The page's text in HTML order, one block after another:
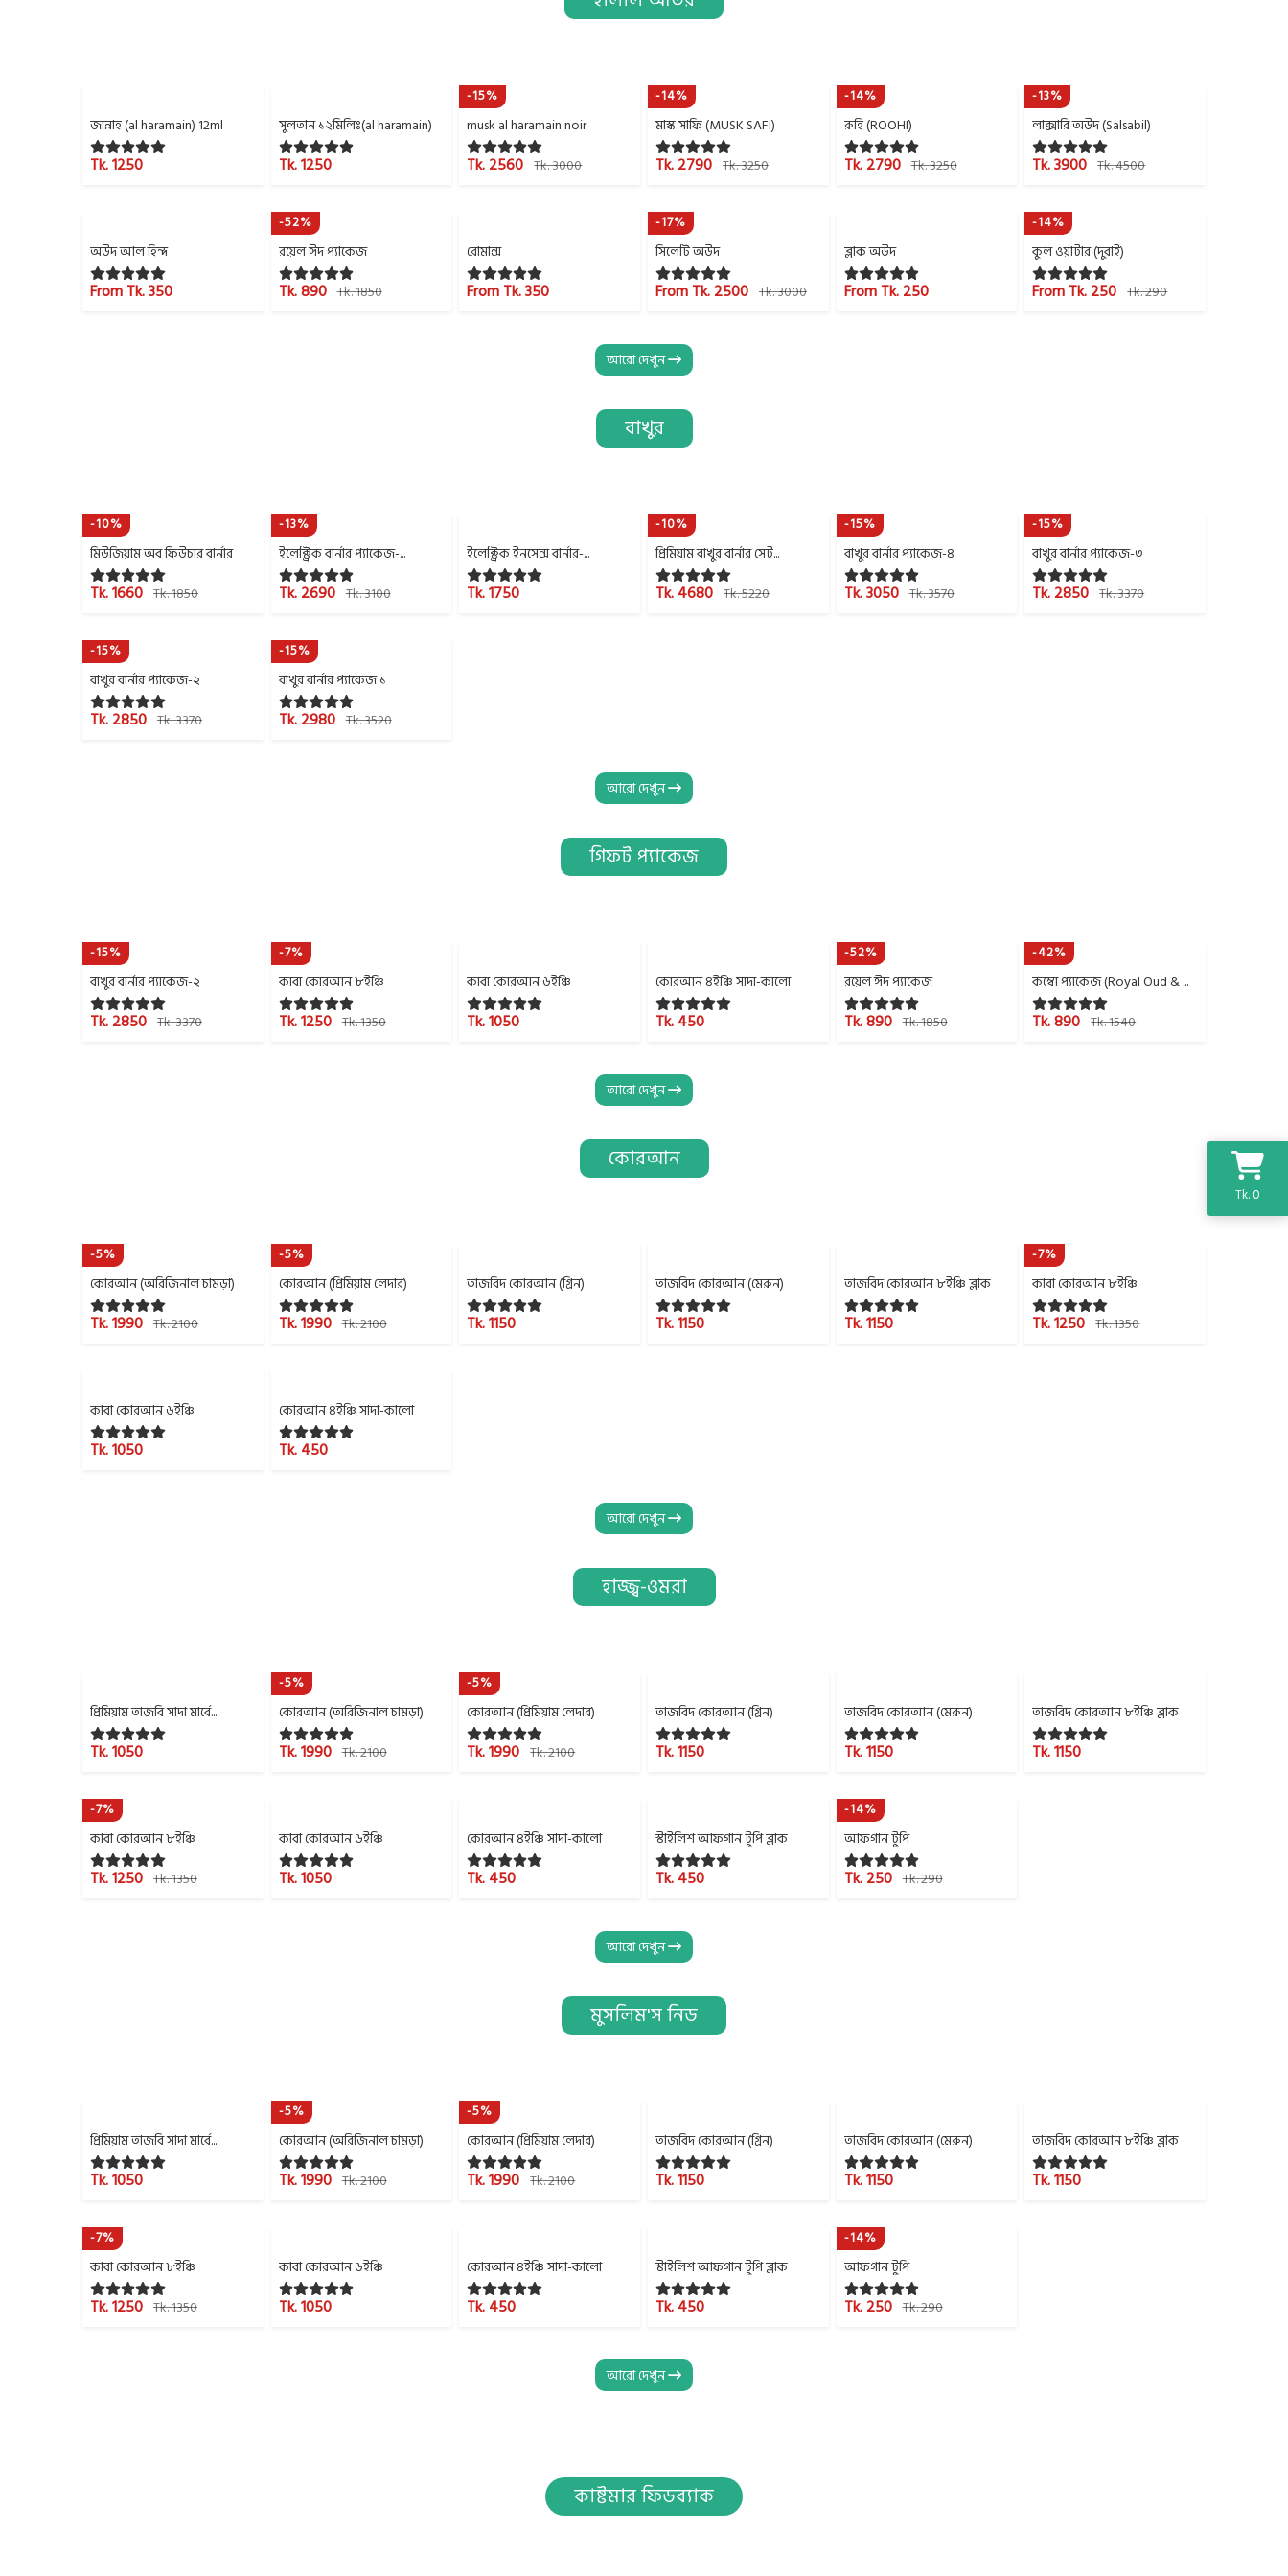
জান্নাহ (al haramain) 12ml
Tk. 1250
সুলতান ১২মিলিঃ(al haramain)
Tk. 1250
-15%
musk al haramain noir
Tk. 2560 Tk. 3000
-14%
মাস্ক সাফি (MUSK SAFI)
Tk. 2790 Tk. 3250
-14%
রুহি (ROOHI)
Tk. 2790 Tk. 3250
-13%
লাক্সারি অউদ (Salsabil)
Tk. 3900 Tk. 4500
অউদ আল হিন্দ
From Tk. 350
-52%
রয়েল ঈদ প্যাকেজ
Tk. 890 Tk. 1850
রোমান্স
From Tk. 350
-17%
সিলেটি অউদ
From Tk. 2500 Tk. 3000
ব্লাক অউদ
From Tk. 250
-14%
কুল ওয়াটার (দুবাই)
From Tk. 250 Tk. 290
আরো দেখুন
বাখুর
-10%
মিউজিয়াম অব ফিউচার বার্নার
Tk. 1660 Tk. 1850
-13%
ইলেক্ট্রিক বার্নার প্যাকেজ-...
Tk. 2690 Tk. 3100
ইলেক্ট্রিক ইনসেন্স বার্নার-...
Tk. 1750
-10%
প্রিমিয়াম বাখুর বার্নার সেট...
Tk. 4680 Tk. 5220
-15%
বাখুর বার্নার প্যাকেজ-৪
Tk. 3050 Tk. 3570
-15%
বাখুর বার্নার প্যাকেজ-৩
Tk. 2850 Tk. 3370
-15%
বাখুর বার্নার প্যাকেজ-২
Tk. 2850 Tk. 3370
-15%
বাখুর বার্নার প্যাকেজ ১
Tk. 2980 Tk. 3520
আরো দেখুন
গিফট প্যাকেজ
-15%
বাখুর বার্নার প্যাকেজ-২
Tk. 2850 Tk. 3370
-7%
কাবা কোরআন ৮ইঞ্চি
Tk. 1250 Tk. 1350
কাবা কোরআন ৬ইঞ্চি
Tk. 1050
কোরআন ৪ইঞ্চি সাদা-কালো
Tk. 450
-52%
রয়েল ঈদ প্যাকেজ
Tk. 890 Tk. 1850
-42%
কম্বো প্যাকেজ (Royal Oud & ...
Tk. 890 Tk. 1540
আরো দেখুন
কোরআন
-5%
কোরআন (অরিজিনাল চামড়া)
Tk. 1990 Tk. 2100
-5%
কোরআন (প্রিমিয়াম লেদার)
Tk. 1990 Tk. 2100
তাজবিদ কোরআন (গ্রিন)
Tk. 1150
তাজবিদ কোরআন (মেরুন)
Tk. 1150
তাজবিদ কোরআন ৮ইঞ্চি ব্লাক
Tk. 1150
-7%
কাবা কোরআন ৮ইঞ্চি
Tk. 1250 Tk. 1350
কাবা কোরআন ৬ইঞ্চি
Tk. 1050
কোরআন ৪ইঞ্চি সাদা-কালো
Tk. 450
আরো দেখুন
হাজ্জ্ব-ওমরা
প্রিমিয়াম তাজবি সাদা মার্বে...
Tk. 1050
-5%
কোরআন (অরিজিনাল চামড়া)
Tk. 1990 Tk. 2100
-5%
কোরআন (প্রিমিয়াম লেদার)
Tk. 1990 Tk. 2100
তাজবিদ কোরআন (গ্রিন)
Tk. 1150
তাজবিদ কোরআন (মেরুন)
Tk. 1150
তাজবিদ কোরআন ৮ইঞ্চি ব্লাক
Tk. 1150
-7%
কাবা কোরআন ৮ইঞ্চি
Tk. 1250 Tk. 1350
কাবা কোরআন ৬ইঞ্চি
Tk. 1050
কোরআন ৪ইঞ্চি সাদা-কালো
Tk. 450
স্টাইলিশ আফগান টুপি ব্লাক
Tk. 450
-14%
আফগান টুপি
Tk. 250 Tk. 290
আরো দেখুন
মুসলিম'স নিড
প্রিমিয়াম তাজবি সাদা মার্বে...
Tk. 1050
-5%
কোরআন (অরিজিনাল চামড়া)
Tk. 1990 Tk. 2100
-5%
কোরআন (প্রিমিয়াম লেদার)
Tk. 1990 Tk. 2100
তাজবিদ কোরআন (গ্রিন)
Tk. 1150
তাজবিদ কোরআন (মেরুন)
Tk. 1150
তাজবিদ কোরআন ৮ইঞ্চি ব্লাক
Tk. 1150
-7%
কাবা কোরআন ৮ইঞ্চি
Tk. 1250 Tk. 1350
কাবা কোরআন ৬ইঞ্চি
Tk. 1050
কোরআন ৪ইঞ্চি সাদা-কালো
Tk. 450
স্টাইলিশ আফগান টুপি ব্লাক
Tk. 450
-14%
আফগান টুপি
Tk. 250 Tk. 290
আরো দেখুন
কাষ্টমার ফিডব্যাক
Tk. 0